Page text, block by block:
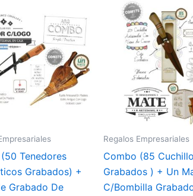
Tenedores
Grabados) +
Grabado De
Regalos Empresariales
Combo (85
Grabados ) + Un
C/Bombilla